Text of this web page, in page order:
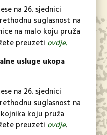
na 26. sjednici
suglasnost na
na malo koju pruža
preuzetiovdje.
usluge ukopa
na 26. sjednici
suglasnost na
koju pruža
preuzetiovdje.